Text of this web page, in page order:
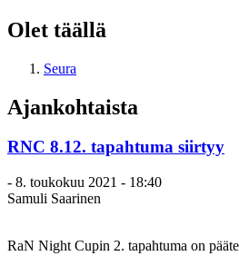
Olet täällä
Seura
Ajankohtaista
RNC 8.12. tapahtuma siirtyy
- 8. toukokuu 2021 - 18:40
Samuli Saarinen
RaN Night Cupin 2. tapahtuma on